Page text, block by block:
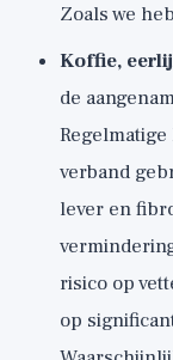
Zoals we
Koffie,
de
verband
lever en
risico op
op